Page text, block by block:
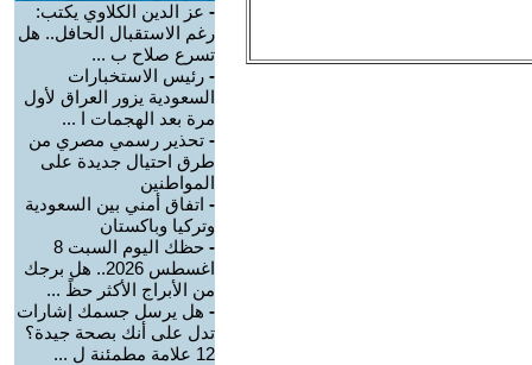
- عز الدين الكلاوي يكتب:
رغم الاستقبال الحافل.. هل
تسرع صلاح ب ...
- رئيس الاستخبارات
السعودية يزور العراق لأول
مرة بعد الهجمات ا ...
- تحذير رسمي مصري من
طرق احتيال جديدة على
المواطنين
- اتفاق أمني بين السعودية
وتركيا وباكستان
-
حظك اليوم السبت 8
اغسطس 2026.. هل برجك
من الأبراج الأكثر حظً ...
- هل يرسل جسمك إشارات
تدل على أنك بصحة جيدة؟
12 علامة مطمئنة ل ...